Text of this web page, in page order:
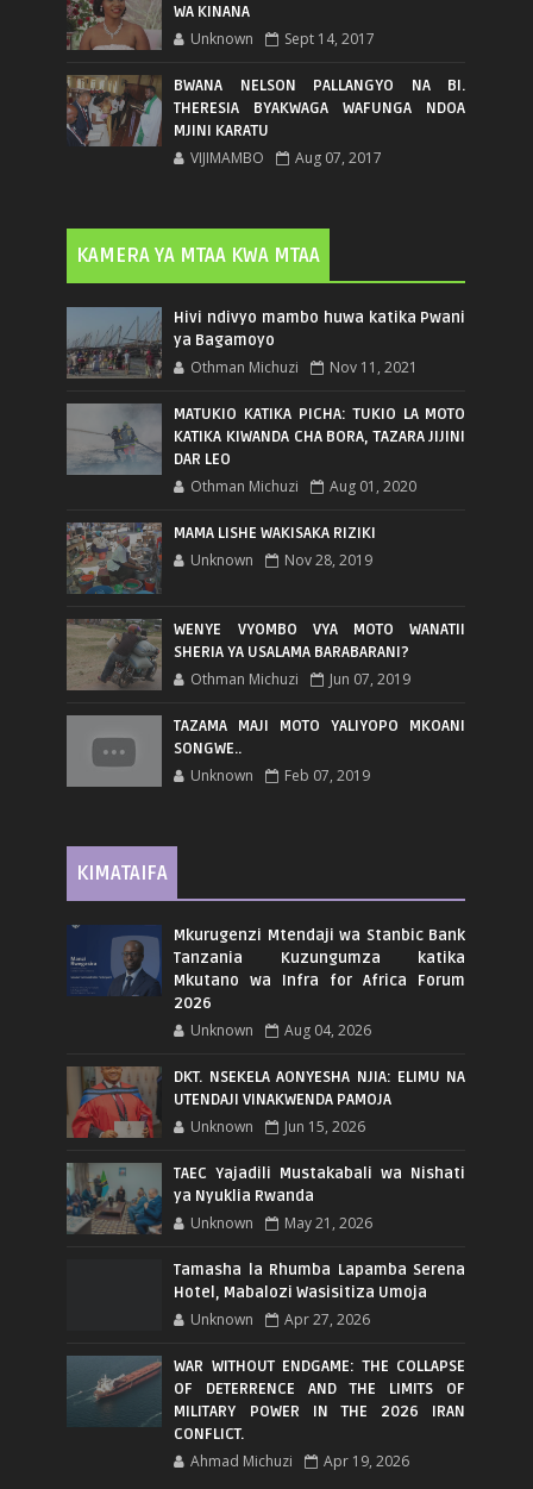
WA KINANA
Unknown Sept 14, 2017
BWANA NELSON PALLANGYO NA BI.
THERESIA BYAKWAGA WAFUNGA NDOA
MJINI KARATU
VIJIMAMBO Aug 07, 2017
KAMERA YA MTAA KWA MTAA
Hivi ndivyo mambo huwa katika Pwani
ya Bagamoyo
Othman Michuzi Nov 11, 2021
MATUKIO KATIKA PICHA: TUKIO LA MOTO
KATIKA KIWANDA CHA BORA, TAZARA JIJINI
DAR LEO
Othman Michuzi Aug 01, 2020
MAMA LISHE WAKISAKA RIZIKI
Unknown Nov 28, 2019
WENYE VYOMBO VYA MOTO WANATII
SHERIA YA USALAMA BARABARANI?
Othman Michuzi Jun 07, 2019
TAZAMA MAJI MOTO YALIYOPO MKOANI
SONGWE..
Unknown Feb 07, 2019
KIMATAIFA
Mkurugenzi Mtendaji wa Stanbic Bank
Tanzania Kuzungumza katika
Mkutano wa Infra for Africa Forum
2026
Unknown Aug 04, 2026
DKT. NSEKELA AONYESHA NJIA: ELIMU NA
UTENDAJI VINAKWENDA PAMOJA
Unknown Jun 15, 2026
TAEC Yajadili Mustakabali wa Nishati
ya Nyuklia Rwanda
Unknown May 21, 2026
Tamasha la Rhumba Lapamba Serena
Hotel, Mabalozi Wasisitiza Umoja
Unknown Apr 27, 2026
WAR WITHOUT ENDGAME: THE COLLAPSE
OF DETERRENCE AND THE LIMITS OF
MILITARY POWER IN THE 2026 IRAN
CONFLICT.
Ahmad Michuzi Apr 19, 2026